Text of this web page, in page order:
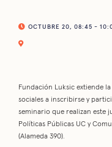
OCTUBRE 20, 08:45 -
Fundación Luksic extiende
sociales a inscribirse y
seminario que realizan este
Políticas Públicas UC y
(Alameda 390).